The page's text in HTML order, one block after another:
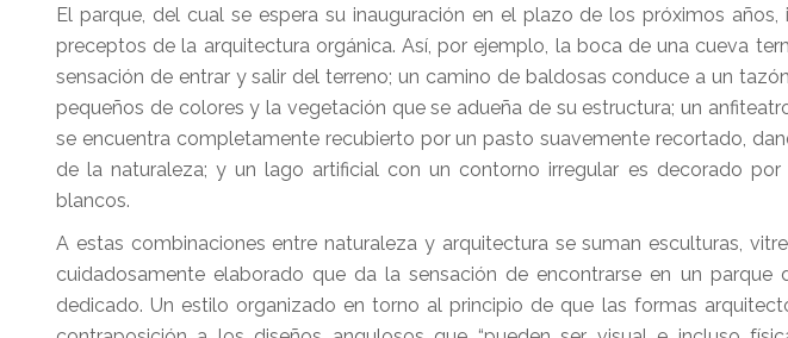
El parque, del cual se espera su inauguración en el plazo de los próximos
preceptos de la arquitectura orgánica. Así, por ejemplo, la boca de una cueva
sensación de entrar y salir del terreno; un camino de baldosas conduce a un
pequeños de colores y la vegetación que se adueña de su estructura; un
se encuentra completamente recubierto por un pasto suavemente recortado,
de la naturaleza; y un lago artificial con un contorno irregular es decorado
blancos.
A estas combinaciones entre naturaleza y arquitectura se suman esculturas,
cuidadosamente elaborado que da la sensación de encontrarse en un
dedicado. Un estilo organizado en torno al principio de que las formas